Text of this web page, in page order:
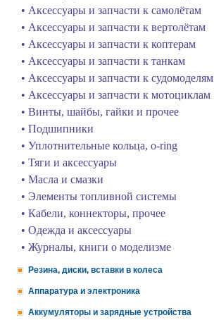
• Аксессуары и запчасти к самолётам
• Аксессуары и запчасти к вертолётам
• Аксессуары и запчасти к коптерам
• Аксессуары и запчасти к танкам
• Аксессуары и запчасти к судомоделям
• Аксессуары и запчасти к мотоциклам
• Винты, шайбы, гайки и прочее
• Подшипники
• Уплотнительные кольца, o-ring
• Тяги и аксессуары
• Масла и смазки
• Элементы топливной системы
• Кабели, коннекторы, прочее
• Одежда и аксессуары
• Журналы, книги о моделизме
Резина, диски, вставки в колеса
Аппаратура и электроника
Аккумуляторы и зарядные устройства